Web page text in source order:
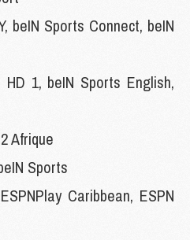
beIN Sports Connect, beIN
1, beIN Sports English,
Afrique
Sports
ESPNPlay Caribbean, ESPN